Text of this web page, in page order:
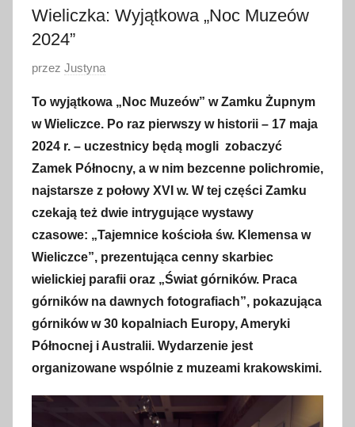
Wieliczka: Wyjątkowa „Noc Muzeów
2024”
O
u
b
l
i
k
o
w
a
n
j
a
przez Justyna
To wyjątkowa „Noc Muzeów” w Zamku Żupnym
w Wieliczce. Po raz pierwszy w historii – 17 maja
2024 r. – uczestnicy będą mogli zobaczyć
Zamek Północny, a w nim bezcenne polichromie,
najstarsze z połowy XVI w. W tej części Zamku
czekają też dwie intrygujące wystawy
czasowe: „Tajemnice kościoła św. Klemensa w
Wieliczce”, prezentująca cenny skarbiec
wielickiej parafii oraz „Świat górników. Praca
górników na dawnych fotografiach”, pokazująca
górników w 30 kopalniach Europy, Ameryki
Północnej i Australii. Wydarzenie jest
organizowane wspólnie z muzeami krakowskimi.